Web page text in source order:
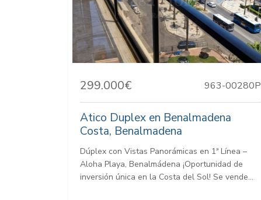
299.000€ 963-00280P
Atico Duplex en Benalmadena
Costa, Benalmadena
Dúplex con Vistas Panorámicas en 1ª Línea –
Aloha Playa, Benalmádena ¡Oportunidad de
inversión única en la Costa del Sol! Se vende...